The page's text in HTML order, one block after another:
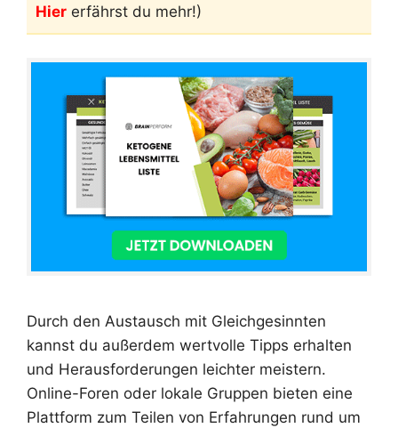
Hier erfährst du mehr!)
Durch den Austausch mit Gleichgesinnten
kannst du außerdem wertvolle Tipps erhalten
und Herausforderungen leichter meistern.
Online-Foren oder lokale Gruppen bieten eine
Plattform zum Teilen von Erfahrungen rund um